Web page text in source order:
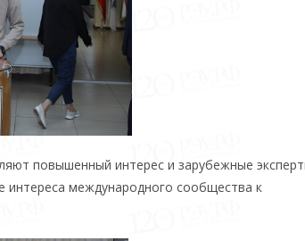
повышенный интерес и зарубежные
международного сообщества к